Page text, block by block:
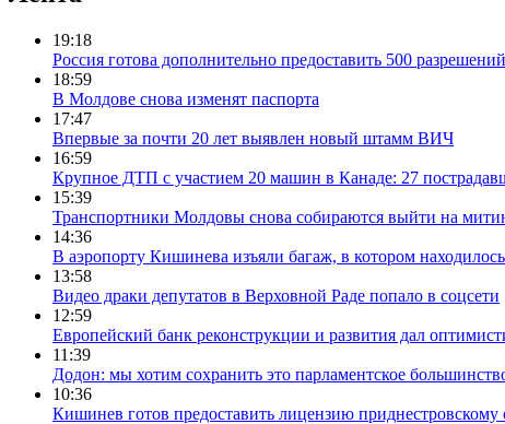
19:18
Россия готова дополнительно предоставить 500
18:59
В Молдове снова изменят паспорта
17:47
Впервые за почти 20 лет выявлен новый штамм ВИЧ
16:59
Крупное ДТП с участием 20 машин в Канаде: 27
15:39
Транспортники Молдовы снова собираются выйти на
14:36
В аэропорту Кишинева изъяли багаж, в котором
13:58
Видео драки депутатов в Верховной Раде попало в соцсети
12:59
Европейский банк реконструкции и развития дал
11:39
Додон: мы хотим сохранить это парламентское
10:36
Кишинев готов предоставить лицензию приднестровскому